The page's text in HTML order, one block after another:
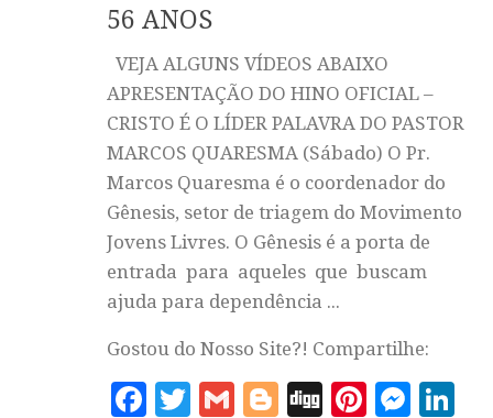
56 ANOS
VEJA ALGUNS VÍDEOS ABAIXO
APRESENTAÇÃO DO HINO OFICIAL –
CRISTO É O LÍDER PALAVRA DO PASTOR
MARCOS QUARESMA (Sábado) O Pr.
Marcos Quaresma é o coordenador do
Gênesis, setor de triagem do Movimento
Jovens Livres. O Gênesis é a porta de
entrada para aqueles que buscam
ajuda para dependência ...
Gostou do Nosso Site?! Compartilhe:
Facebook
Twitter
Gmail
Blogger
Digg